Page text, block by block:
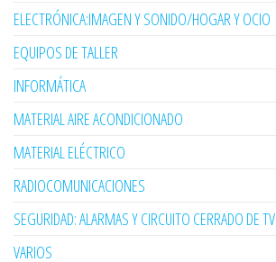
ELECTRÓNICA:IMAGEN Y SONIDO/HOGAR Y OCIO
EQUIPOS DE TALLER
INFORMÁTICA
MATERIAL AIRE ACONDICIONADO
MATERIAL ELÉCTRICO
RADIOCOMUNICACIONES
SEGURIDAD: ALARMAS Y CIRCUITO CERRADO DE TV
VARIOS